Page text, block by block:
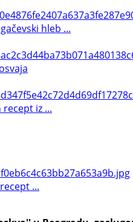
hleb ...
iz ...
...